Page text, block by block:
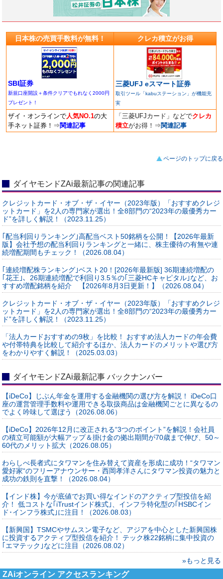
日本株の売買手数料が無料！ クレカ積立がお得
SBI証券
新規口座開設＋条件クリアでもれなく2000円
プレゼント！
三菱UFJ eスマート証券
取引ツール「kabuステーション」が機能充
実
ザイ・オンラインで 人気NO.1の大
手ネット証券！ ⇒ 関連記事
「三菱UFJカード」などでクレカ
積立がお得！ ⇒ 関連記事
ページのトップに戻る
ダイヤモンドZAi最新記事の関連記事
クレジットカード・オブ・ザ・イヤー（2023年版）「おすすめクレジ
ットカード」を2人の専門家が選出！全8部門の“2023年の最優秀カー
ド”を詳しく解説！（2023.11.25）
｢配当利回りランキング｣高配当ベスト50銘柄を公開！【2026年最新
版】会社予想の配当利回りランキングと一緒に、株主優待の有無や連
続増配期間もチェック！（2026.08.04）
｢連続増配株ランキング｣ベスト20！[2026年最新版] 36期連続増配の
｢花王｣、26期連続増配で利回り3.5％の｢三菱HCキャピタル｣など、お
すすめ増配銘柄を紹介 【2026年8月3日更新！】（2026.08.04）
クレジットカード・オブ・ザ・イヤー（2023年版）「おすすめクレジ
ットカード」を2人の専門家が選出！全8部門の“2023年の最優秀カー
ド”を詳しく解説！（2023.11.25）
「法人カードおすすめの9枚」を比較！ おすすめ法人カードの年会費
や付帯特典を比較して紹介するほか、法人カードのメリットや選び方
をわかりやすく解説！（2025.03.03）
ダイヤモンドZAi最新記事 バックナンバー
【iDeCo】じぶん年金を運用する金融機関の選び方を解説！ iDeCo口
座の運営管理手数料や運用できる取扱商品は金融機関ごとに異なるの
でよく吟味して選ぼう（2026.08.06）
【iDeCo】2026年12月に改正される“3つのポイント”を解説！会社員
の積立可能額が大幅アップ＆掛け金の拠出期間が70歳まで伸び、50～
60代のメリット拡大（2026.08.05）
わらしべ長者式にタワマンを住み替えて資産を形成に成功！“タワマン
愛好家“のフリーアナウンサー・西岡孝洋さんにタワマン投資の魅力と
成功の鉄則を直撃！（2026.08.04）
【インド株】今が底値でお買い得なインドのアクティブ型投信を紹
介！ 低コストな｢iTrustインド株式｣、インフラ特化型の｢HSBCイン
ド･インフラ株式｣に注目！（2026.08.03）
【新興国】TSMCやサムスン電子など、アジアを中心とした新興国株
に投資するアクティブ型投信を紹介！ テック株22銘柄に集中投資の
｢エマテック｣などに注目（2026.08.02）
»もっと見る
ZAiオンライン アクセスランキング